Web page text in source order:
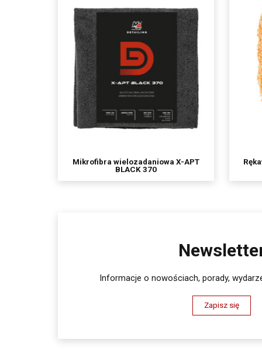
Mikrofibra wielozadaniowa X-APT
BLACK 370
Informacje o nowościach, porady,
Zapisz się
przetwarzania,
ma Pani/Pan prawo
Pani/Pana dane
podanie danych